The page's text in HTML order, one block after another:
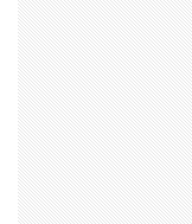
อว่าเป็นตัวเลือกกา
เนื่องจากความซับซ้
นงาน โดยเฉพาะส
คงอยู่ในระดับสูง ทำ
ำเนินงานจริง และ
การใช้งานจริงในเชิ